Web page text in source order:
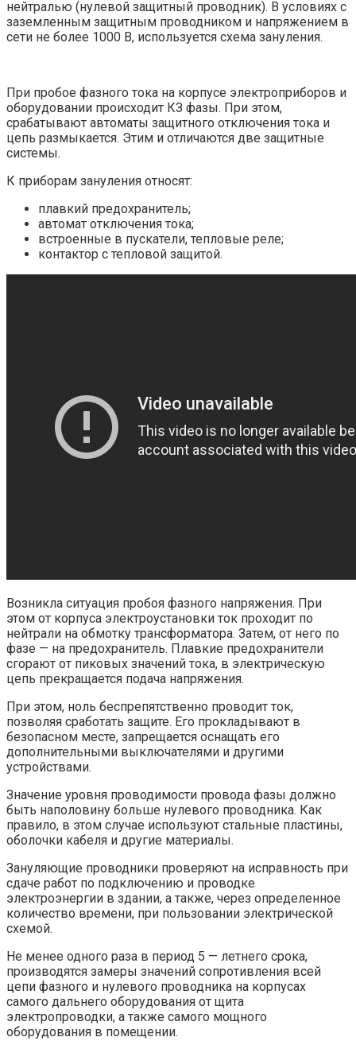
нейтралью (нулевой защитный проводник). В условиях с
заземленным защитным проводником и напряжением в
сети не более 1000 В, используется схема зануления.
При пробое фазного тока на корпусе электроприборов и
оборудовании происходит КЗ фазы. При этом,
срабатывают автоматы защитного отключения тока и
цепь размыкается. Этим и отличаются две защитные
системы.
К приборам зануления относят:
плавкий предохранитель;
автомат отключения тока;
встроенные в пускатели, тепловые реле;
контактор с тепловой защитой.
Возникла ситуация пробоя фазного напряжения. При
этом от корпуса электроустановки ток проходит по
нейтрали на обмотку трансформатора. Затем, от него по
фазе — на предохранитель. Плавкие предохранители
сгорают от пиковых значений тока, в электрическую
цепь прекращается подача напряжения.
При этом, ноль беспрепятственно проводит ток,
позволяя сработать защите. Его прокладывают в
безопасном месте, запрещается оснащать его
дополнительными выключателями и другими
устройствами.
Значение уровня проводимости провода фазы должно
быть наполовину больше нулевого проводника. Как
правило, в этом случае используют стальные пластины,
оболочки кабеля и другие материалы.
Зануляющие проводники проверяют на исправность при
сдаче работ по подключению и проводке
электроэнергии в здании, а также, через определенное
количество времени, при пользовании электрической
схемой.
Не менее одного раза в период 5 — летнего срока,
производятся замеры значений сопротивления всей
цепи фазного и нулевого проводника на корпусах
самого дальнего оборудования от щита
электропроводки, а также самого мощного
оборудования в помещении.